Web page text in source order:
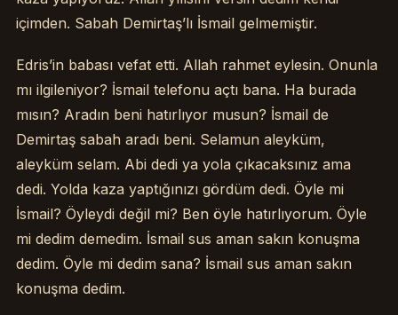
içimden. Sabah Demirtaş’lı İsmail gelmemiştir.
Edris’in babası vefat etti. Allah rahmet eylesin. Onunla
mı ilgileniyor? İsmail telefonu açtı bana. Ha burada
mısın? Aradın beni hatırlıyor musun? İsmail de
Demirtaş sabah aradı beni. Selamun aleyküm,
aleyküm selam. Abi dedi ya yola çıkacaksınız ama
dedi. Yolda kaza yaptığınızı gördüm dedi. Öyle mi
İsmail? Öyleydi değil mi? Ben öyle hatırlıyorum. Öyle
mi dedim demedim. İsmail sus aman sakın konuşma
dedim. Öyle mi dedim sana? İsmail sus aman sakın
konuşma dedim.